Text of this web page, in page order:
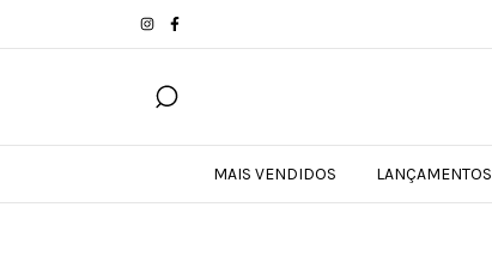
MAIS VENDIDOS LANÇAMENTOS